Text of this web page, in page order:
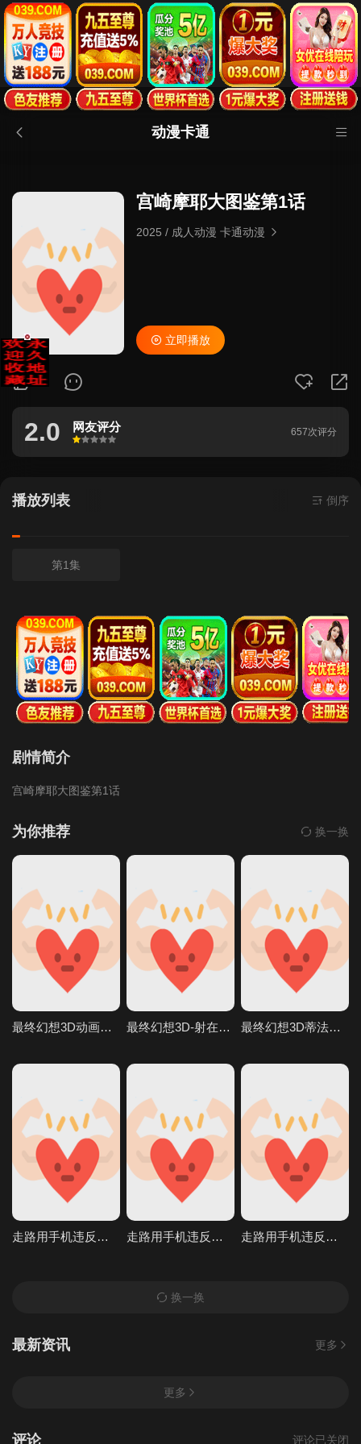
动漫卡通
宫崎摩耶大图鉴第1话
2025 / 成人动漫 卡通动漫
135
立即播放
2.0 网友评分
很差
较差还行推荐力荐
657次评分
播放列表 倒序
第1集
剧情简介
宫崎摩耶大图鉴第1话
为你推荐 换一换
最终幻想3D动画AI生成完美画质 最终幻想3D-射在蒂法的奶子小穴和嘴上V 最终幻想3D蒂法后入
走路用手机违反条例发现到就问答无用马上无套抽插中出TheMotionAnimed_177879 走路用手机违反条例发现到就问答无用马上无套抽插中出TheMotionAnimed_177879 走路用手机违反条例发现到就问答无用马上无套抽插中出TheMotionAnimed_177879
换一换
最新资讯 更多
更多
评论 评论已关闭